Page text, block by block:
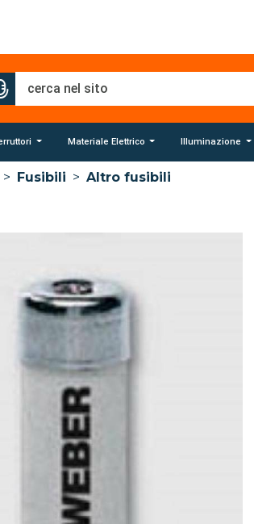
Materiale Elettrico Illuminazione
> Fusibili > Altro fusibili